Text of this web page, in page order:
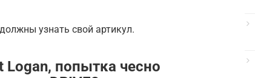
узнать свой артикул.
Logan, попытка чесно